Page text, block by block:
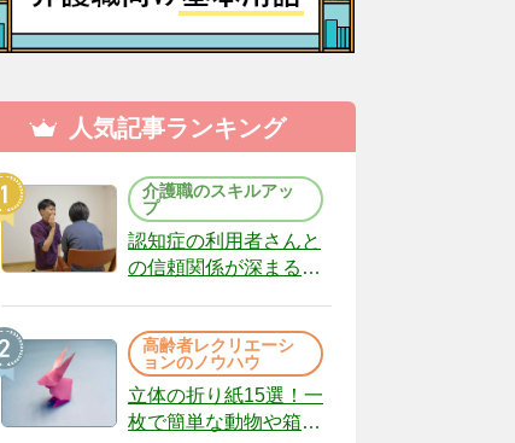
人気記事ランキング
介護職のスキルアッ
プ
認知症の利用者さんと
の信頼関係が深まる声
（22）
高齢者レクリエーシ
ョンのノウハウ
立体の折り紙15選！一
枚で簡単な動物や箱、